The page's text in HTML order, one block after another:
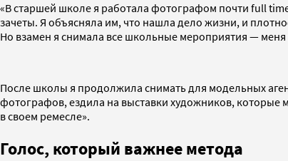
«В старшей школе я работала фотографом почти full
зачеты. Я объясняла им, что нашла дело жизни, и
Но взамен я снимала все школьные мероприятия — меня
После школы я продолжила снимать для модельных
фотографов, ездила на выставки художников,
в своем ремесле».
Голос, который важнее метода